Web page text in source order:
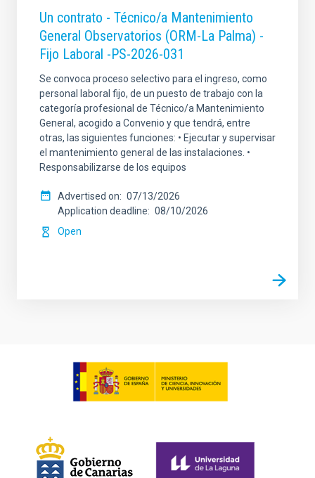
Un contrato - Técnico/a Mantenimiento
General Observatorios (ORM-La Palma) -
Fijo Laboral -PS-2026-031
Se convoca proceso selectivo para el ingreso, como
personal laboral fijo, de un puesto de trabajo con la
categoría profesional de Técnico/a Mantenimiento
General, acogido a Convenio y que tendrá, entre
otras, las siguientes funciones: • Ejecutar y supervisar
el mantenimiento general de las instalaciones. •
Responsabilizarse de los equipos
Advertised on
07/13/2026
Application deadline
08/10/2026
Open